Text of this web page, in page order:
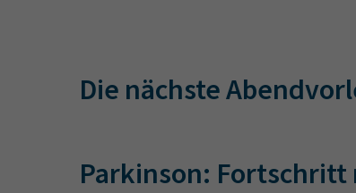
Die nächste
Parkinson: Fortschritt